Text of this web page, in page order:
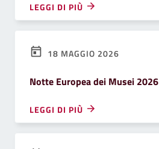
LEGGI DI PIÙ
18 MAGGIO 2026
Notte Europea dei Musei 2026
LEGGI DI PIÙ